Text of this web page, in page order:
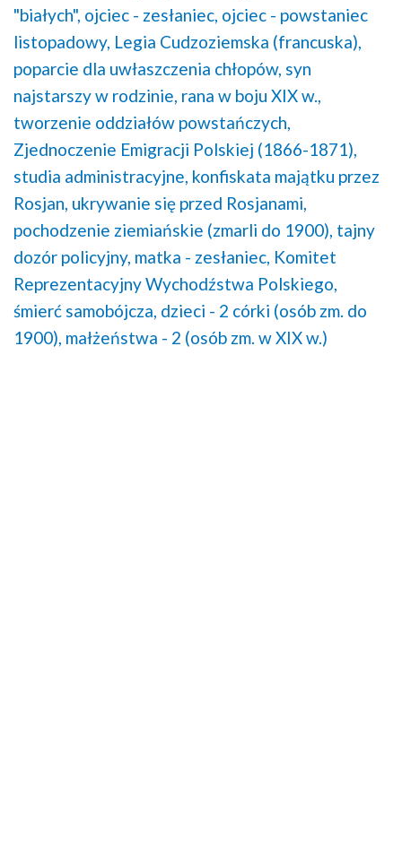
"białych", ojciec - zesłaniec, ojciec - powstaniec
listopadowy, Legia Cudzoziemska (francuska),
poparcie dla uwłaszczenia chłopów, syn
najstarszy w rodzinie, rana w boju XIX w.,
tworzenie oddziałów powstańczych,
Zjednoczenie Emigracji Polskiej (1866-1871),
studia administracyjne, konfiskata majątku przez
Rosjan, ukrywanie się przed Rosjanami,
pochodzenie ziemiańskie (zmarli do 1900), tajny
dozór policyjny, matka - zesłaniec, Komitet
Reprezentacyjny Wychodźstwa Polskiego,
śmierć samobójcza, dzieci - 2 córki (osób zm. do
1900), małżeństwa - 2 (osób zm. w XIX w.)